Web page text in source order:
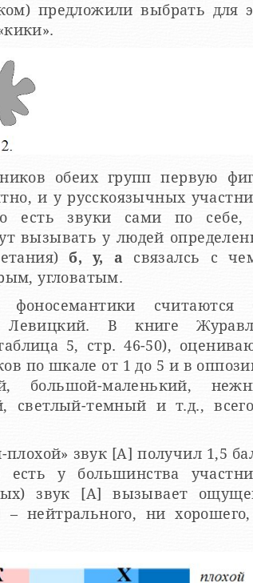
предложили выбрать для
обеих групп первую
и у русскоязычных
есть звуки сами по себе,
вызывать у людей
б, у, а связалсь с
угловатым.
фоносемантики считаются
В книге
по шкале от 1 до 5 и в
большой-маленький,
светлый-темный и т.д.,
звук [А] получил 1,5
у большинства
звук [А] вызывает
нейтрального, ни